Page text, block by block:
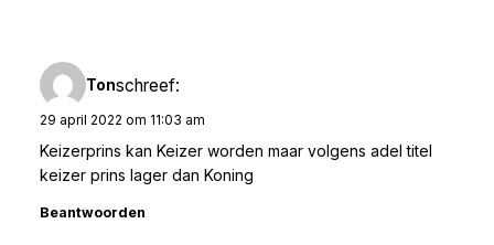
Tonschreef:
29 april 2022 om 11:03 am
Keizerprins kan Keizer worden maar volgens adel titel
keizer prins lager dan Koning
Beantwoorden